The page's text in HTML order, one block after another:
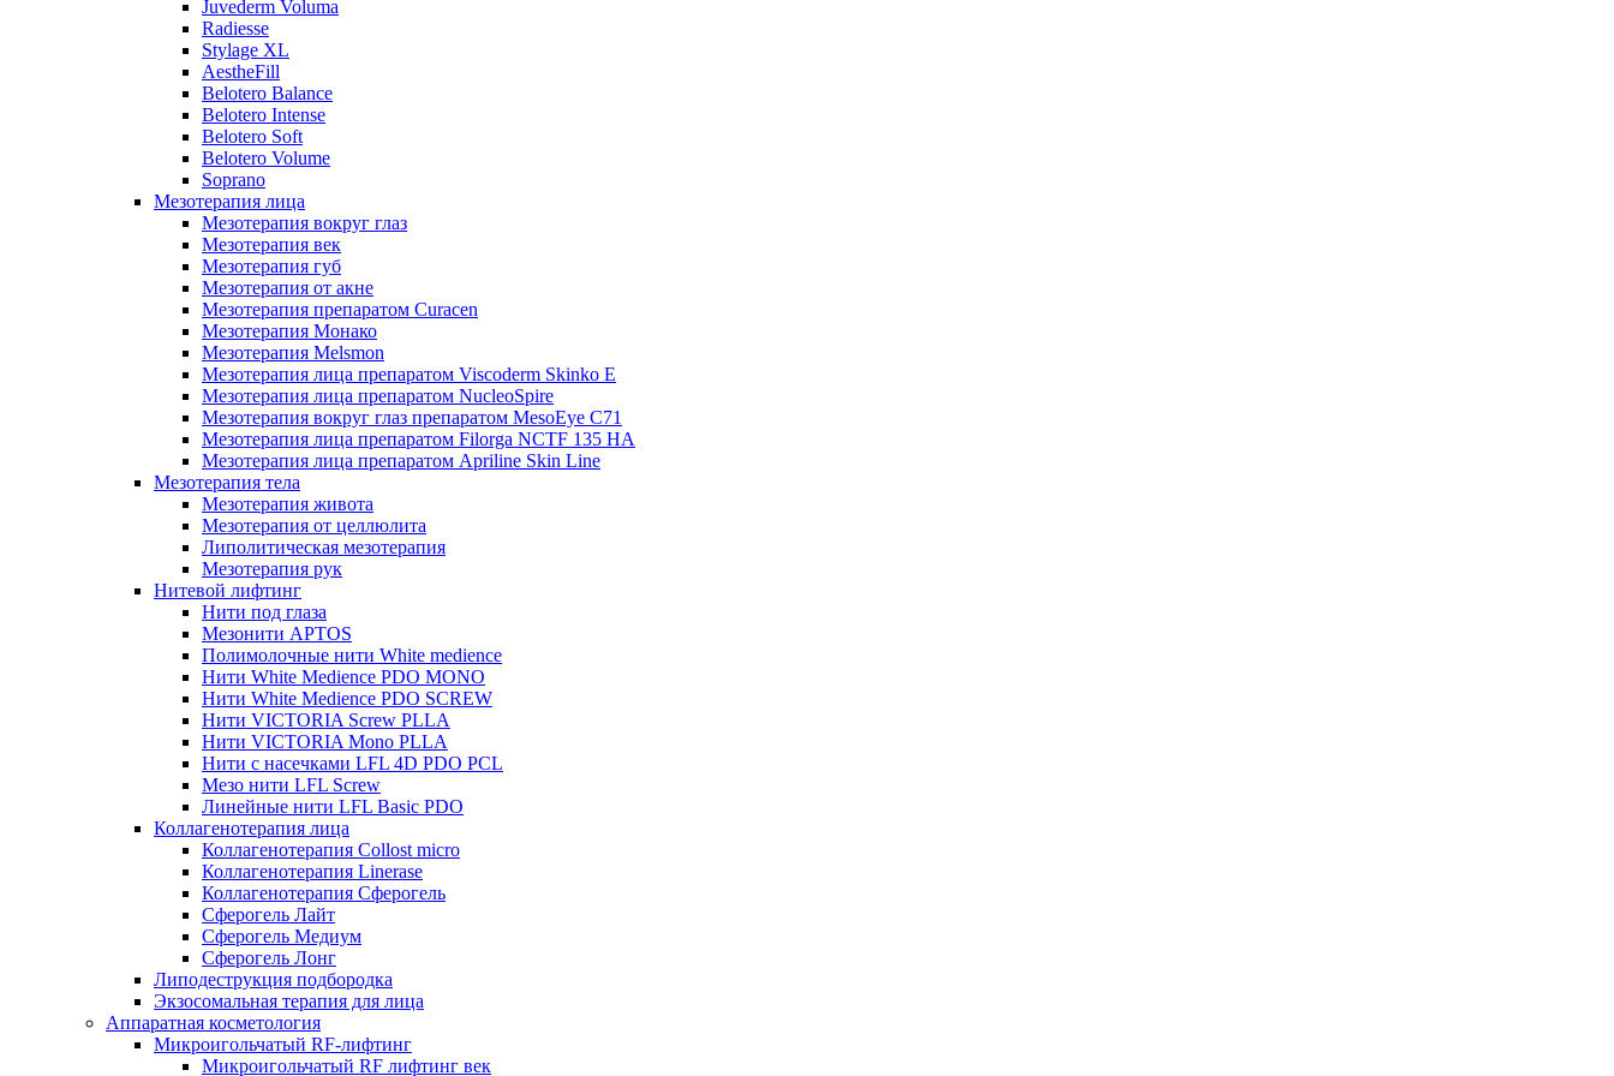
Juvederm Voluma
Radiesse
Stylage XL
AestheFill
Belotero Balance
Belotero Intense
Belotero Soft
Belotero Volume
Soprano
Мезотерапия лица
Мезотерапия вокруг глаз
Мезотерапия век
Мезотерапия губ
Мезотерапия от акне
Мезотерапия препаратом Curacen
Мезотерапия Монако
Мезотерапия Melsmon
Мезотерапия лица препаратом Viscoderm Skinko E
Мезотерапия лица препаратом NucleoSpire
Мезотерапия вокруг глаз препаратом MesoEye С71
Мезотерапия лица препаратом Filorga NCTF 135 HA
Мезотерапия лица препаратом Apriline Skin Line
Мезотерапия тела
Мезотерапия живота
Мезотерапия от целлюлита
Липолитическая мезотерапия
Мезотерапия рук
Нитевой лифтинг
Нити под глаза
Мезонити APTOS
Полимолочные нити White medience
Нити White Medience PDO MONO
Нити White Medience PDO SCREW
Нити VICTORIA Screw PLLA
Нити VICTORIA Mono PLLA
Нити с насечками LFL 4D PDO PCL
Мезо нити LFL Screw
Линейные нити LFL Basic PDO
Коллагенотерапия лица
Коллагенотерапия Collost micro
Коллагенотерапия Linerase
Коллагенотерапия Сферогель
Сферогель Лайт
Сферогель Медиум
Сферогель Лонг
Липодеструкция подбородка
Экзосомальная терапия для лица
Аппаратная косметология
Микроигольчатый RF-лифтинг
Микроигольчатый RF лифтинг век